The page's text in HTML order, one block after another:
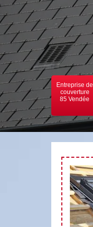
Entreprise de
couverture
85 Vendée